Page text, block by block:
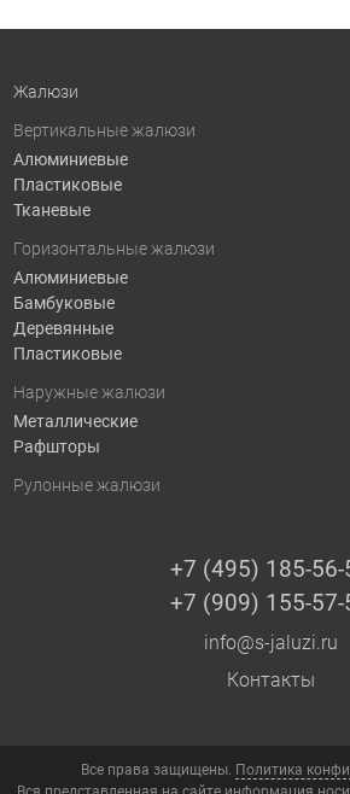
Жалюзи
Вертикальные жалюзи
Алюминиевые
Пластиковые
Тканевые
Горизонтальные жалюзи
Алюминиевые
Бамбуковые
Деревянные
Пластиковые
Наружные жалюзи
Металлические
Рафшторы
Рулонные жалюзи
+7 (495) 185-56-
+7 (909) 155-57-
info@s-jaluzi.ru
Контакты
Все права защищены. Политика